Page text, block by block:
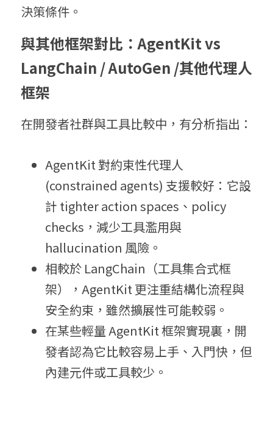
決策條件。
與其他框架對比：AgentKit vs
LangChain / AutoGen /其他代理人
框架
在開發者社群與工具比較中，有分析指出：
AgentKit 對約束性代理人
(constrained agents) 支援較好：它設
計 tighter action spaces、policy
checks，減少工具濫用與
hallucination 風險。
相較於 LangChain（工具集合式框
架），AgentKit 更注重結構化流程與
安全約束，雖然擴展性可能較弱。
在某些輕量 AgentKit 框架實現裏，開
發者認為它比較容易上手、入門快，但
內建元件或工具較少。